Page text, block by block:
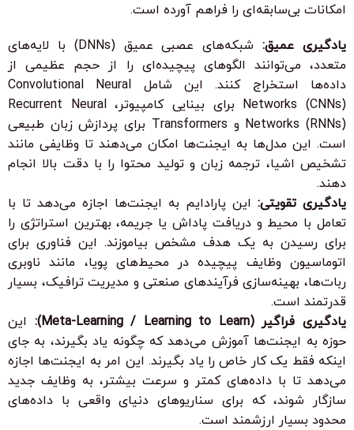
امکانات بی‌سابقه‌ای را فراهم آورده است.
یادگیری عمیق:
شبکه‌های عصبی عمیق (DNNs) با لایه‌های
متعدد، می‌توانند الگوهای پیچیده‌ای را از حجم عظیمی از
داده‌ها استخراج کنند. این شامل Convolutional Neural
Networks (CNNs) برای بینایی کامپیوتر، Recurrent Neural
Networks (RNNs) و Transformers برای پردازش زبان طبیعی
است. این مدل‌ها به ایجنت‌ها امکان می‌دهند تا وظایفی مانند
تشخیص اشیا، ترجمه زبان و تولید محتوا را با دقت بالا انجام
دهند.
یادگیری تقویتی: این پارادایم به ایجنت‌ها اجازه می‌دهد تا با
تعامل با محیط و دریافت پاداش یا جریمه، بهترین استراتژی را
برای رسیدن به یک هدف مشخص بیاموزند. این فناوری برای
اتوماسیون وظایف پیچیده در محیط‌های پویا، مانند ناوبری
ربات‌ها، بهینه‌سازی فرآیندهای صنعتی و مدیریت ترافیک، بسیار
قدرتمند است.
یادگیری فراگیر (Meta-Learning / Learning to Learn):
این
حوزه به ایجنت‌ها آموزش می‌دهد که چگونه یاد بگیرند، به جای
اینکه فقط یک کار خاص را یاد بگیرند. این امر به ایجنت‌ها اجازه
می‌دهد تا با داده‌های کمتر و سرعت بیشتر، به وظایف جدید
سازگار شوند، که برای سناریوهای دنیای واقعی با داده‌های
محدود بسیار ارزشمند است.